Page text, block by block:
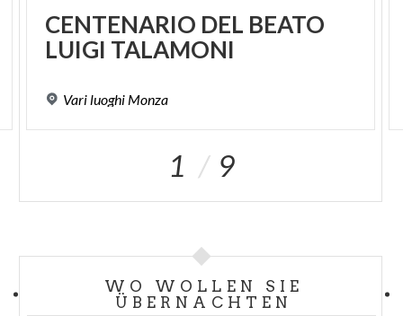
CENTENARIO DEL BEATO
LUIGI TALAMONI
Variluoghi Monza
1 9
WO WOLLEN SIE
ÜBERNACHTEN